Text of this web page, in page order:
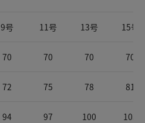
9号 11号 13号 15号
70 70 70 70
72 75 78 81
94 97 100 103